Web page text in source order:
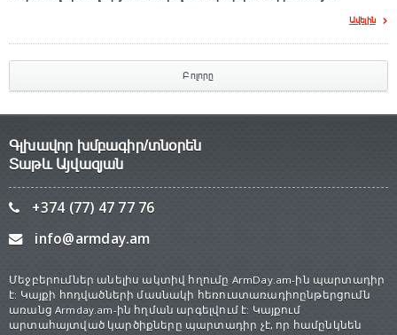
Ավելին
Բոլորը
Գլխավոր խմբագիր/տնօրեն
Տաթև Այվազյան
+374 (77) 47 77 76
info@armday.am
Մեջբերումներ անելիս ակտիվ հղումը ArmDay.am-ին պարտադիր
է: Կայքի հոդվածների մասնակի հեռուստառադիոընթերցումն
առանց Armday.am-ին հղման արգելվում է: Կայքում
արտահայտված կարծիքները պարտադիր չէ, որ համընկնեն